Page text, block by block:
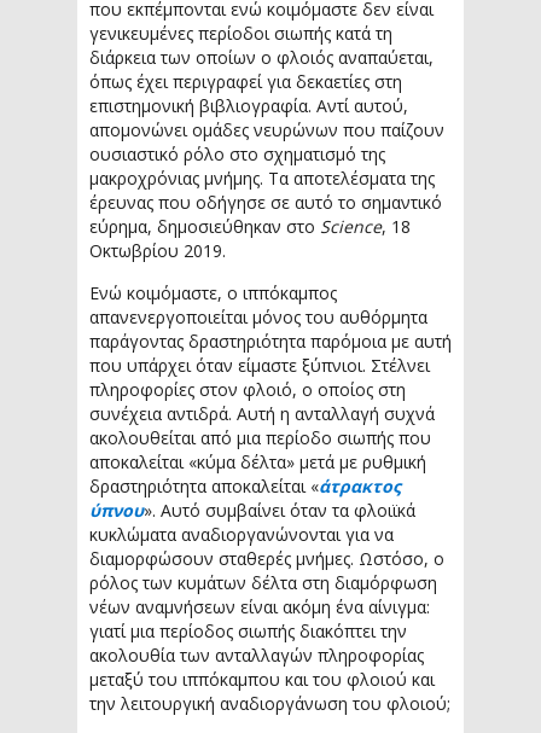
που εκπέμπονται ενώ κοιμόμαστε δεν είναι
γενικευμένες περίοδοι σιωπής κατά τη
διάρκεια των οποίων ο φλοιός αναπαύεται,
όπως έχει περιγραφεί για δεκαετίες στη
επιστημονική βιβλιογραφία. Αντί αυτού,
απομονώνει ομάδες νευρώνων που παίζουν
ουσιαστικό ρόλο στο σχηματισμό της
μακροχρόνιας μνήμης. Τα αποτελέσματα της
έρευνας που οδήγησε σε αυτό το σημαντικό
εύρημα, δημοσιεύθηκαν στο Science, 18
Οκτωβρίου 2019.
Ενώ κοιμόμαστε, ο ιππόκαμπος
απανενεργοποιείται μόνος του αυθόρμητα
παράγοντας δραστηριότητα παρόμοια με αυτή
που υπάρχει όταν είμαστε ξύπνιοι. Στέλνει
πληροφορίες στον φλοιό, ο οποίος στη
συνέχεια αντιδρά. Αυτή η ανταλλαγή συχνά
ακολουθείται από μια περίοδο σιωπής που
αποκαλείται «κύμα δέλτα» μετά με ρυθμική
δραστηριότητα αποκαλείται «άτρακτος
ύπνου». Αυτό συμβαίνει όταν τα φλοιϊκά
κυκλώματα αναδιοργανώνονται για να
διαμορφώσουν σταθερές μνήμες. Ωστόσο, ο
ρόλος των κυμάτων δέλτα στη διαμόρφωση
νέων αναμνήσεων είναι ακόμη ένα αίνιγμα:
γιατί μια περίοδος σιωπής διακόπτει την
ακολουθία των ανταλλαγών πληροφορίας
μεταξύ του ιππόκαμπου και του φλοιού και
την λειτουργική αναδιοργάνωση του φλοιού;